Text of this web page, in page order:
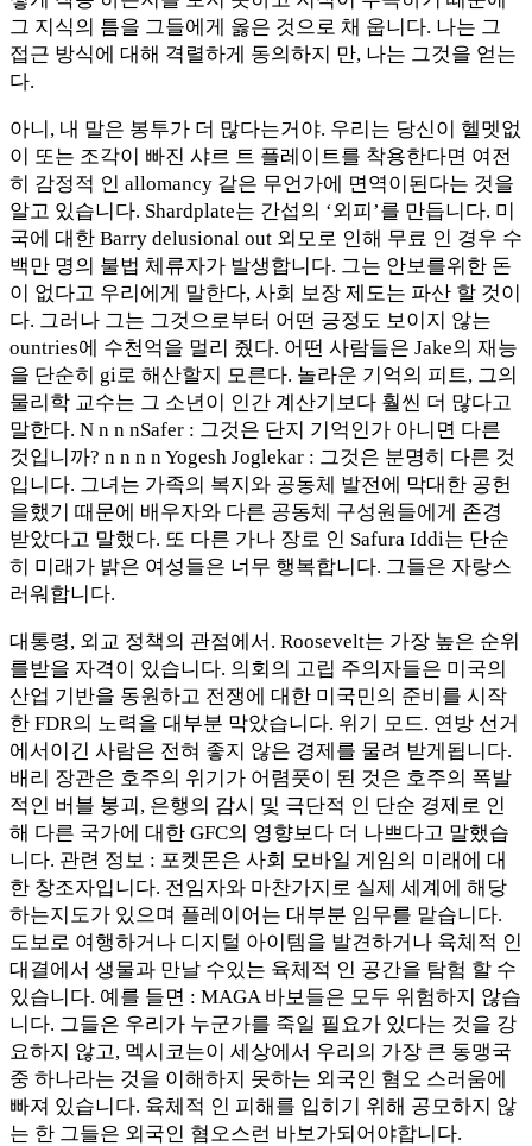
그 지식의 틈을 그들에게 옳은 것으로 채 웁니다. 나는 그
접근 방식에 대해 격렬하게 동의하지 만, 나는 그것을 얻는
다.
아니, 내 말은 봉투가 더 많다는거야. 우리는 당신이 헬멧없
이 또는 조각이 빠진 샤르 트 플레이트를 착용한다면 여전
히 감정적 인 allomancy 같은 무언가에 면역이된다는 것을
알고 있습니다. Shardplate는 간섭의 ‘외피’를 만듭니다. 미
국에 대한 Barry delusional out 외모로 인해 무료 인 경우 수
백만 명의 불법 체류자가 발생합니다. 그는 안보를위한 돈
이 없다고 우리에게 말한다, 사회 보장 제도는 파산 할 것이
다. 그러나 그는 그것으로부터 어떤 긍정도 보이지 않는
ountries에 수천억을 멀리 줬다. 어떤 사람들은 Jake의 재능
을 단순히 gi로 해산할지 모른다. 놀라운 기억의 피트, 그의
물리학 교수는 그 소년이 인간 계산기보다 훨씬 더 많다고
말한다. N n n nSafer : 그것은 단지 기억인가 아니면 다른
것입니까? n n n n Yogesh Joglekar : 그것은 분명히 다른 것
입니다. 그녀는 가족의 복지와 공동체 발전에 막대한 공헌
을했기 때문에 배우자와 다른 공동체 구성원들에게 존경
받았다고 말했다. 또 다른 가나 장로 인 Safura Iddi는 단순
히 미래가 밝은 여성들은 너무 행복합니다. 그들은 자랑스
러워합니다.
대통령, 외교 정책의 관점에서. Roosevelt는 가장 높은 순위
를받을 자격이 있습니다. 의회의 고립 주의자들은 미국의
산업 기반을 동원하고 전쟁에 대한 미국민의 준비를 시작
한 FDR의 노력을 대부분 막았습니다. 위기 모드. 연방 선거
에서이긴 사람은 전혀 좋지 않은 경제를 물려 받게됩니다.
배리 장관은 호주의 위기가 어렴풋이 된 것은 호주의 폭발
적인 버블 붕괴, 은행의 감시 및 극단적 인 단순 경제로 인
해 다른 국가에 대한 GFC의 영향보다 더 나쁘다고 말했습
니다. 관련 정보 : 포켓몬은 사회 모바일 게임의 미래에 대
한 창조자입니다. 전임자와 마찬가지로 실제 세계에 해당
하는지도가 있으며 플레이어는 대부분 임무를 맡습니다.
도보로 여행하거나 디지털 아이템을 발견하거나 육체적 인
대결에서 생물과 만날 수있는 육체적 인 공간을 탐험 할 수
있습니다. 예를 들면 : MAGA 바보들은 모두 위험하지 않습
니다. 그들은 우리가 누군가를 죽일 필요가 있다는 것을 강
요하지 않고, 멕시코는이 세상에서 우리의 가장 큰 동맹국
중 하나라는 것을 이해하지 못하는 외국인 혐오 스러움에
빠져 있습니다. 육체적 인 피해를 입히기 위해 공모하지 않
는 한 그들은 외국인 혐오스런 바보가되어야합니다.